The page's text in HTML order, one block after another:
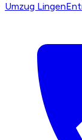
Umzug Lingen